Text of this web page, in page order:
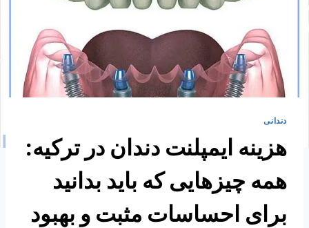
دندانی
هزینه ایمپلنت دندان در ترکیه:
همه چیزهایی که باید بدانید
برای احساسات مثبت و بهبود